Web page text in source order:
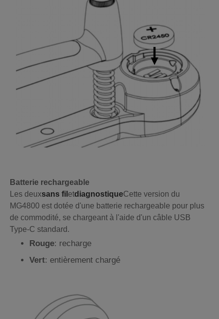
Batterie rechargeable
Les deuxsans fil etdiagnostiqueCette version du
MG4800 est dotée d'une batterie rechargeable pour plus
de commodité, se chargeant à l'aide d'un câble USB
Type-C standard.
Rouge: recharge
Vert: entièrement chargé